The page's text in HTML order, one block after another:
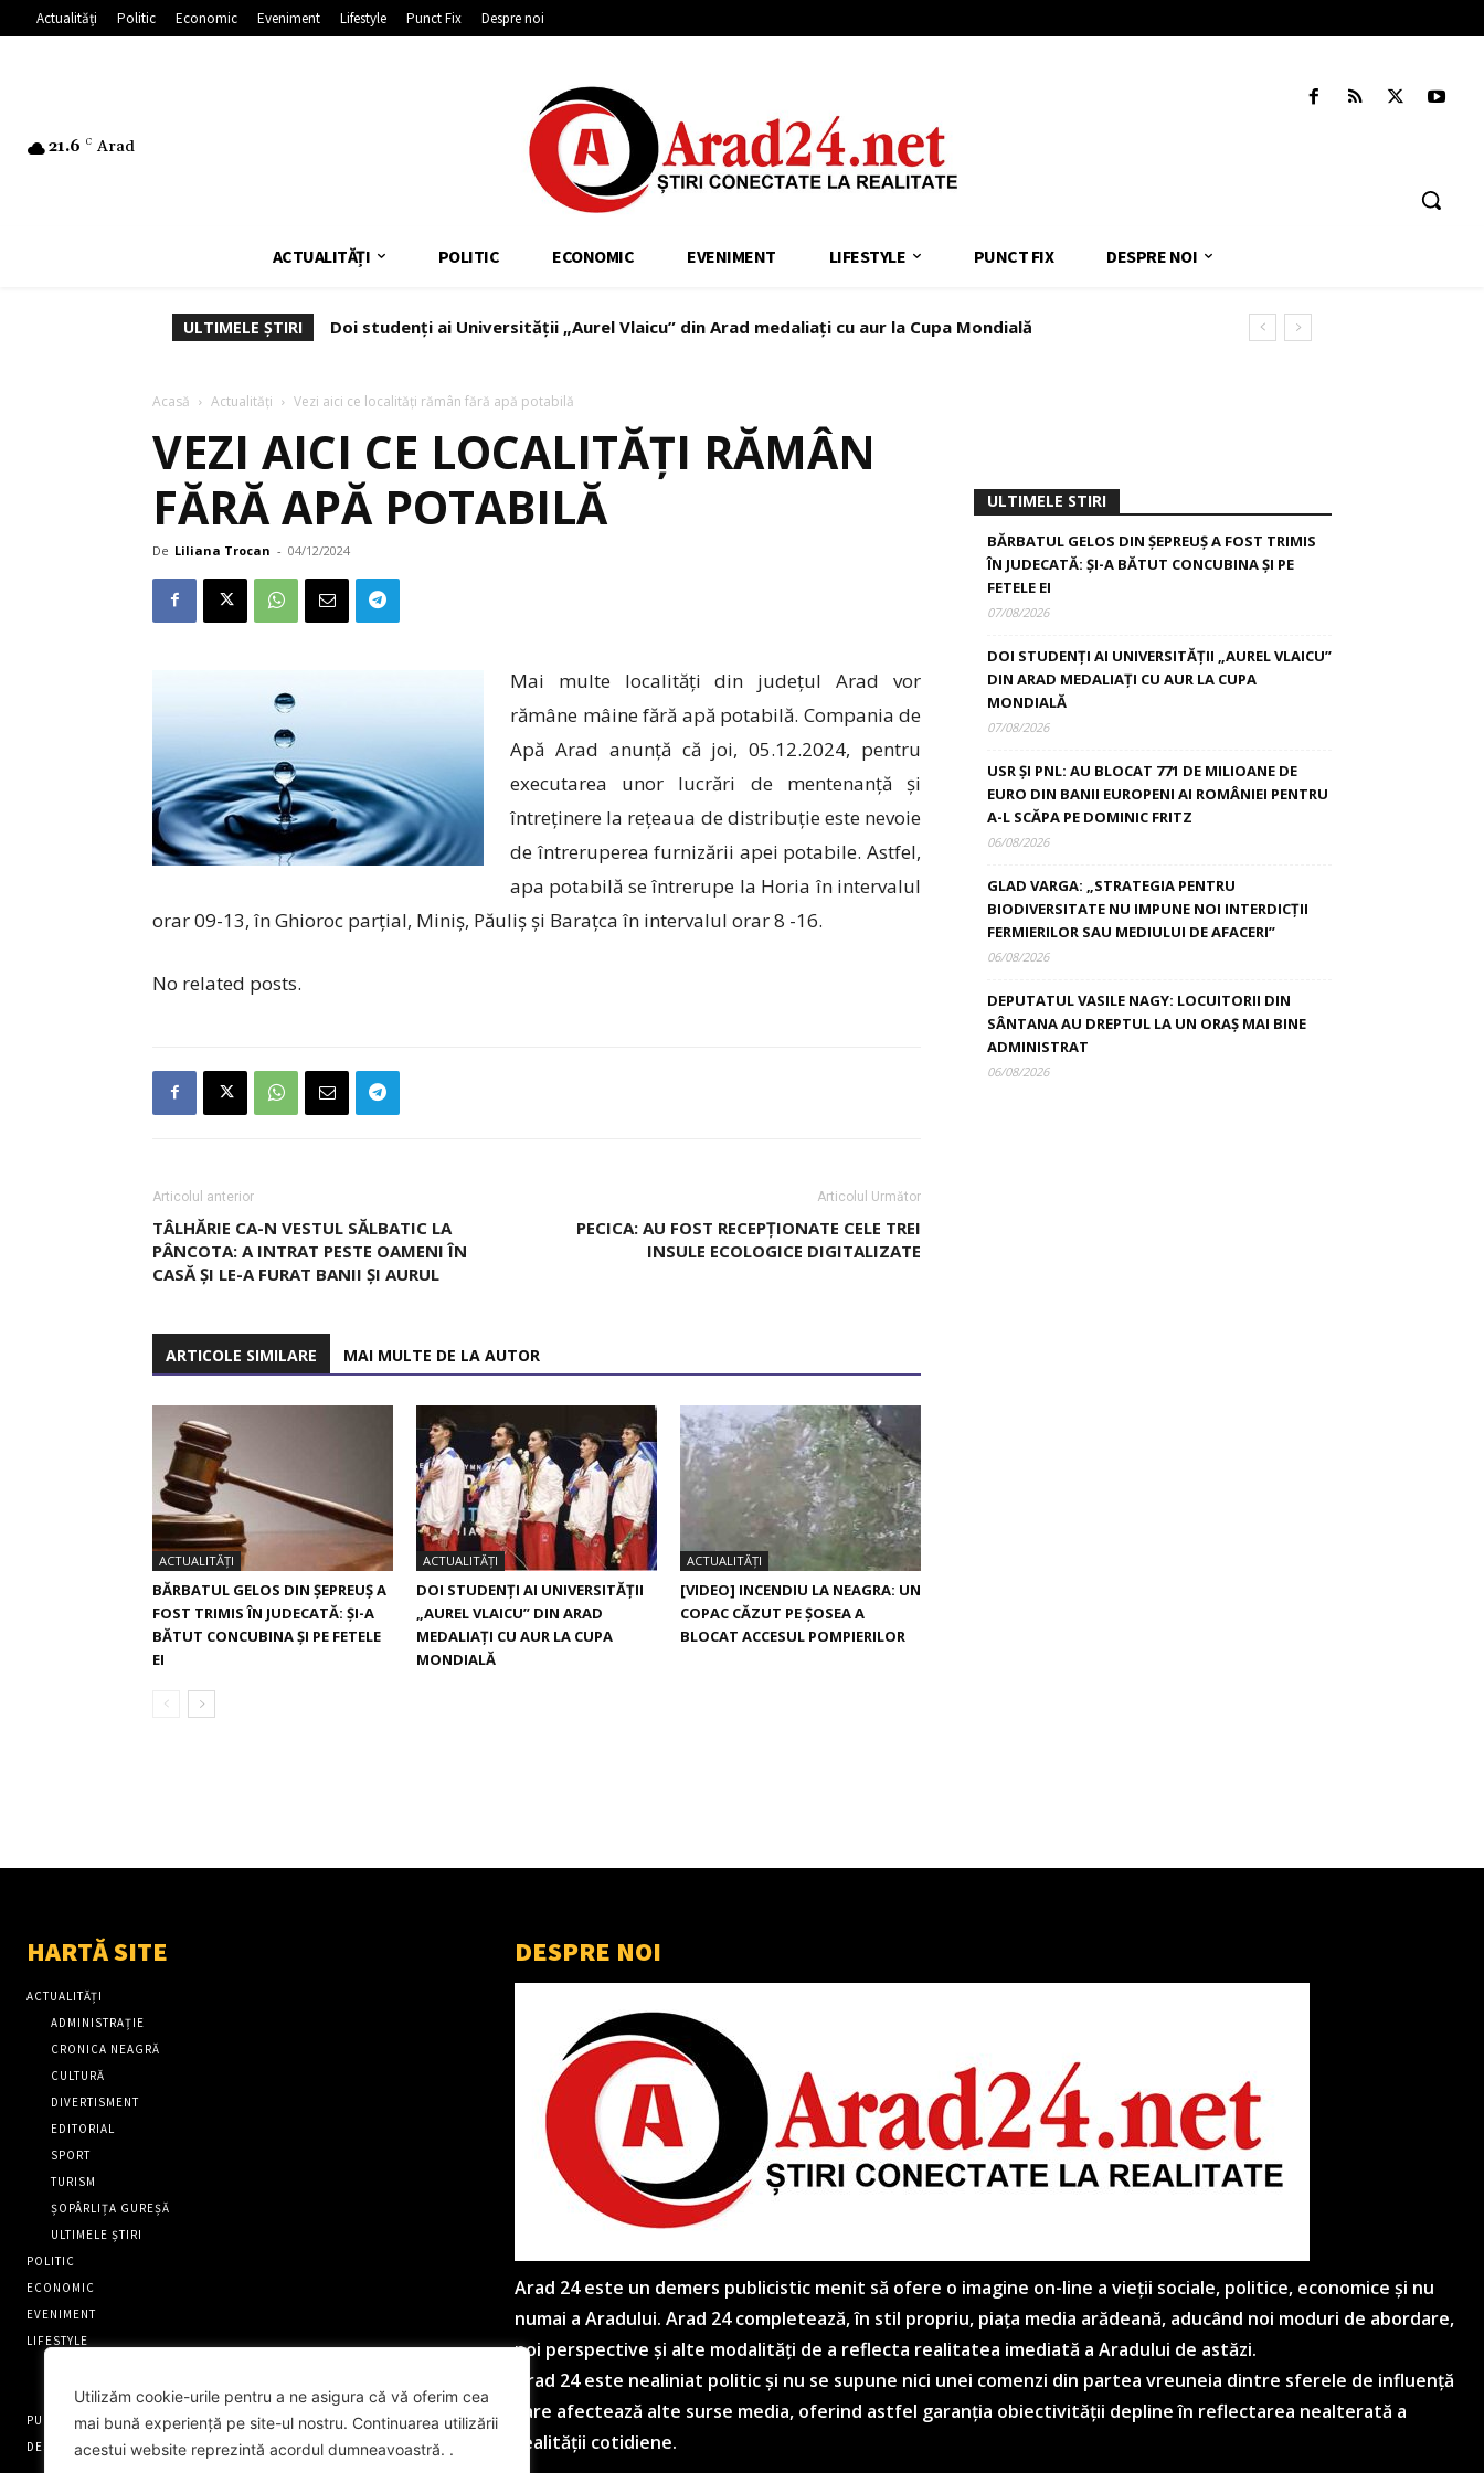
Utilizăm cookie-urile pentru a ne asigura că vă oferim cea
mai bună experiență pe site-ul nostru. Continuarea utilizării
acestui website reprezintă acordul dumneavoastră. .
Actualități Politic Economic Eveniment Lifestyle Punct Fix Despre noi
21.6 C Arad
ACTUALITĂȚI POLITIC ECONOMIC EVENIMENT LIFESTYLE PUNCT FIX DESPRE NOI
ULTIMELE ȘTIRI Doi studenți ai Universității „Aurel Vlaicu” din Arad medaliați cu aur la Cupa Mondială
Acasă Actualități Vezi aici ce localități rămân fără apă potabilă
VEZI AICI CE LOCALITĂȚI RĂMÂN
FĂRĂ APĂ POTABILĂ
De Liliana Trocan - 04/12/2024
Mai multe localități din județul Arad vor
rămâne mâine fără apă potabilă. Compania de
Apă Arad anunță că joi, 05.12.2024, pentru
executarea unor lucrări de mentenanță și
întreținere la rețeaua de distribuție este nevoie
de întreruperea furnizării apei potabile. Astfel,
apa potabilă se întrerupe la Horia în intervalul
orar 09-13, în Ghioroc parțial, Miniș, Păuliș și Barațca în intervalul orar 8 -16.
No related posts.
Articolul anterior
TÂLHĂRIE CA-N VESTUL SĂLBATIC LA
PÂNCOTA: A INTRAT PESTE OAMENI ÎN
CASĂ ȘI LE-A FURAT BANII ȘI AURUL
Articolul Următor
PECICA: AU FOST RECEPȚIONATE CELE TREI
INSULE ECOLOGICE DIGITALIZATE
ARTICOLE SIMILARE MAI MULTE DE LA AUTOR
ACTUALITĂȚI
BĂRBATUL GELOS DIN ȘEPREUȘ A
FOST TRIMIS ÎN JUDECATĂ: ȘI-A
BĂTUT CONCUBINA ȘI PE FETELE
EI
ACTUALITĂȚI
DOI STUDENȚI AI UNIVERSITĂȚII
„AUREL VLAICU” DIN ARAD
MEDALIAȚI CU AUR LA CUPA
MONDIALĂ
ACTUALITĂȚI
[VIDEO] INCENDIU LA NEAGRA: UN
COPAC CĂZUT PE ȘOSEA A
BLOCAT ACCESUL POMPIERILOR
ULTIMELE STIRI
BĂRBATUL GELOS DIN ȘEPREUȘ A FOST TRIMIS
ÎN JUDECATĂ: ȘI-A BĂTUT CONCUBINA ȘI PE
FETELE EI
07/08/2026
DOI STUDENȚI AI UNIVERSITĂȚII „AUREL VLAICU”
DIN ARAD MEDALIAȚI CU AUR LA CUPA
MONDIALĂ
07/08/2026
USR ȘI PNL: AU BLOCAT 771 DE MILIOANE DE
EURO DIN BANII EUROPENI AI ROMÂNIEI PENTRU
A-L SCĂPA PE DOMINIC FRITZ
06/08/2026
GLAD VARGA: „STRATEGIA PENTRU
BIODIVERSITATE NU IMPUNE NOI INTERDICȚII
FERMIERILOR SAU MEDIULUI DE AFACERI”
06/08/2026
DEPUTATUL VASILE NAGY: LOCUITORII DIN
SÂNTANA AU DREPTUL LA UN ORAȘ MAI BINE
ADMINISTRAT
06/08/2026
HARTĂ SITE
ACTUALITĂȚI
ADMINISTRAȚIE
CRONICA NEAGRĂ
CULTURĂ
DIVERTISMENT
EDITORIAL
SPORT
TURISM
ȘOPÂRLIȚA GUREȘĂ
ULTIMELE ȘTIRI
POLITIC
ECONOMIC
EVENIMENT
LIFESTYLE
RECENZII
PUNCT FIX
DESPRE NOI
DESPRE NOI
Arad 24 este un demers publicistic menit să ofere o imagine on-line a vieții sociale, politice, economice și nu
numai a Aradului. Arad 24 completează, în stil propriu, piața media arădeană, aducând noi moduri de abordare,
noi perspective și alte modalități de a reflecta realitatea imediată a Aradului de astăzi.
Arad 24 este nealiniat politic și nu se supune nici unei comenzi din partea vreuneia dintre sferele de influență
care afectează alte surse media, oferind astfel garanția obiectivității depline în reflectarea nealterată a
realității cotidiene.